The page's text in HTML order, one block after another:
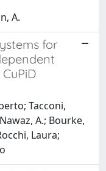
A.
for
Tacconi,
A.; Bourke,
Laura;